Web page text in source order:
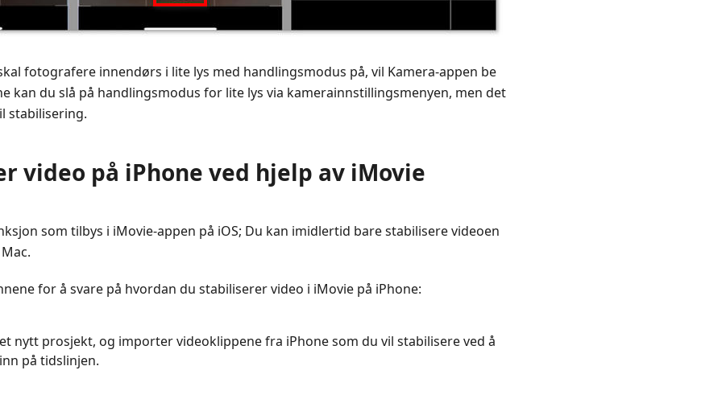
fotografere innendørs i lite lys med handlingsmodus på, vil Kamera-appen be
kan du slå på handlingsmodus for lite lys via kamerainnstillingsmenyen, men det
stabilisering.
video på iPhone ved hjelp av iMovie
som tilbys i iMovie-appen på iOS; Du kan imidlertid bare stabilisere videoen
for å svare på hvordan du stabiliserer video i iMovie på iPhone:
nytt prosjekt, og importer videoklippene fra iPhone som du vil stabilisere ved å
på tidslinjen.